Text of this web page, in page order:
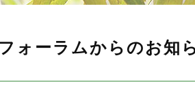
ォーラムからのお知